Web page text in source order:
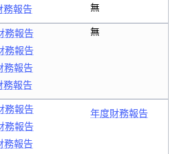
務報告 無
務報告
務報告
務報告
務報告
無
務報告
務報告
務報告
年度財務報告